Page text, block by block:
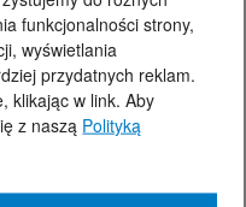
funkcjonalności strony,
wyświetlania
przydatnych reklam.
klikając w link. Aby
z naszą Polityką